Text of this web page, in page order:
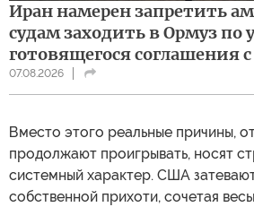
Иран намерен запретить
судам заходить в Ормуз по
готовящегося соглашения
07.08.2026
Вместо этого реальные причины,
продолжают проигрывать, носят
системный характер. США
собственной прихоти, сочетая